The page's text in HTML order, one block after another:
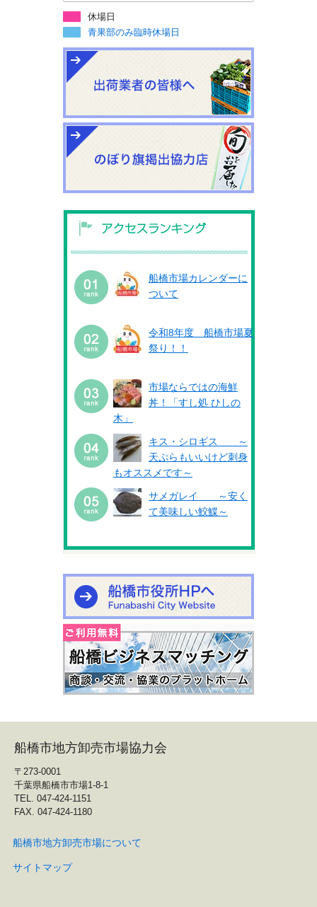
休場日
青果部のみ臨時休場日
船橋市場カレンダーに
ついて
令和8年度 船橋市場夏
祭り！！
市場ならではの海鮮
丼！「すし処 ひしの
木」
キス・シロギス ～
天ぷらもいいけど刺身
もオススメです～
サメガレイ ～安く
て美味しい鮫鰈～
船橋市地方卸売市場協力会
〒273-0001
千葉県船橋市市場1-8-1
TEL. 047-424-1151
FAX. 047-424-1180
船橋市地方卸売市場について
サイトマップ